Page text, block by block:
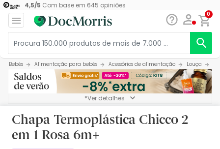
4,5/5 Com base em 645 opiniões
0
Bebés Alimentação para bebés Acessórios de alimentação Louça
*Ver detalhes
Chapa Termoplástica Chicco 2
em 1 Rosa 6m+